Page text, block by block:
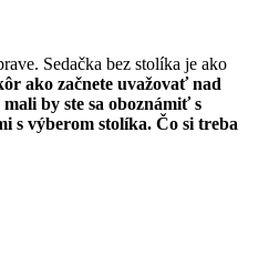
Sedačka bez stolíka je ako
ako začnete uvažovať nad
by ste sa oboznámiť s
s výberom stolíka. Čo si treba